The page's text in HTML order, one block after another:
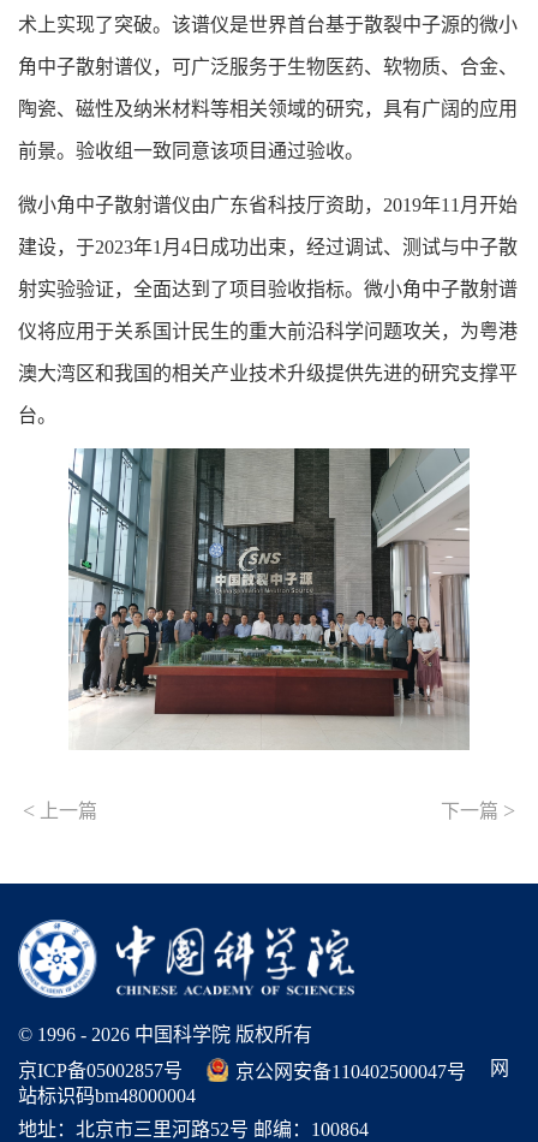
术上实现了突破。该谱仪是世界首台基于散裂中子源的微小
角中子散射谱仪，可广泛服务于生物医药、软物质、合金、
陶瓷、磁性及纳米材料等相关领域的研究，具有广阔的应用
前景。验收组一致同意该项目通过验收。
微小角中子散射谱仪由广东省科技厅资助，2019年11月开始
建设，于2023年1月4日成功出束，经过调试、测试与中子散
射实验验证，全面达到了项目验收指标。微小角中子散射谱
仪将应用于关系国计民生的重大前沿科学问题攻关，为粤港
澳大湾区和我国的相关产业技术升级提供先进的研究支撑平
台。
< 上一篇 下一篇 >
© 1996 - 2026 中国科学院 版权所有
京ICP备05002857号
京公网安备110402500047号
网
站标识码bm48000004
地址：北京市三里河路52号 邮编：100864